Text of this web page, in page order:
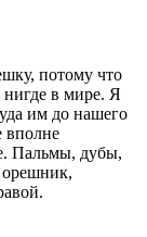
потому что
нигде в мире. Я
им до нашего
вполне
Пальмы, дубы,